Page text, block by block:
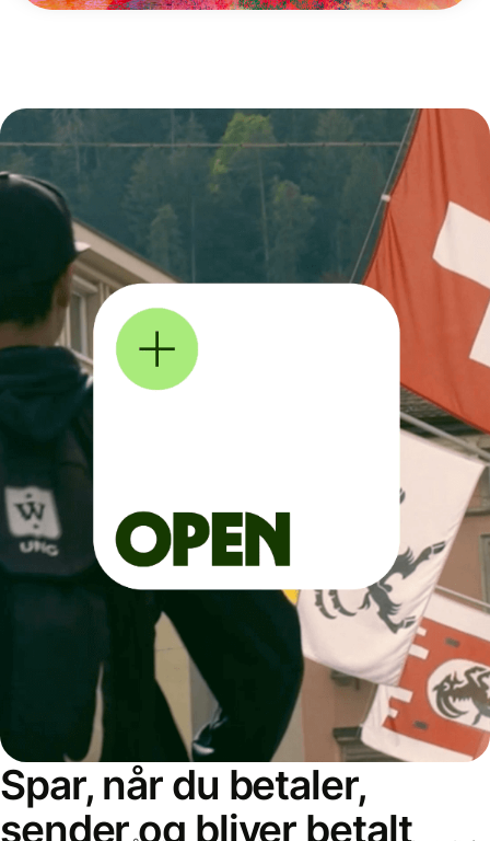
Spar, når du betaler,
sender og bliver betalt